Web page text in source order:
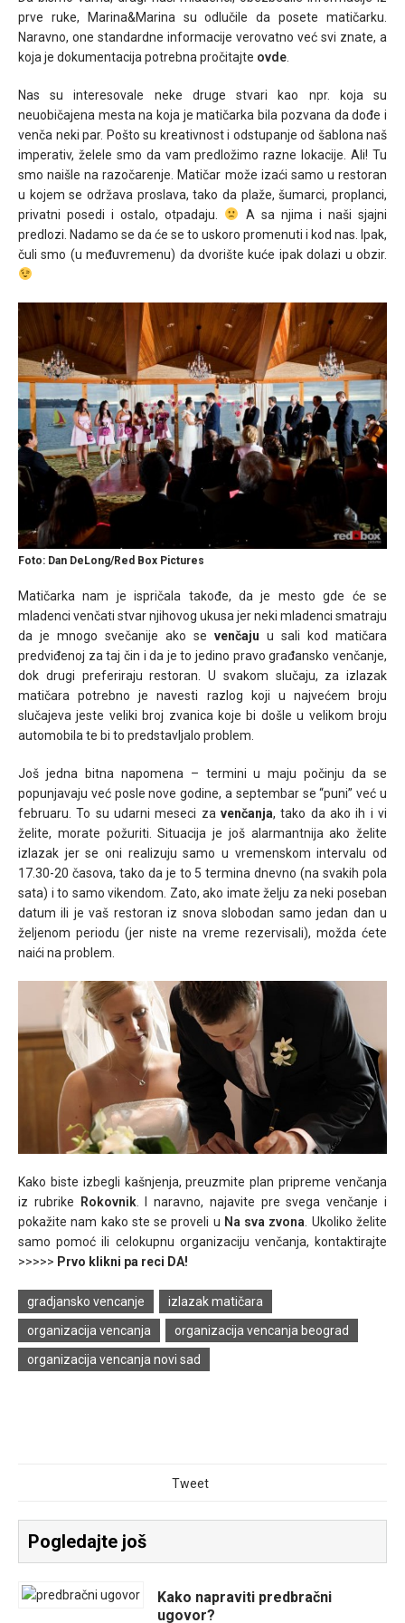
prve ruke, Marina&Marina su odlučile da posete matičarku.
Naravno, one standardne informacije verovatno već svi znate, a
koja je dokumentacija potrebna pročitajte ovde
Nas su interesovale neke druge stvari kao npr. koja su
neuobičajena mesta na koja je matičarka bila pozvana da dođe i
venča neki par. Pošto su kreativnost i odstupanje od šablona naš
imperativ, želele smo da vam predložimo razne lokacije. Ali! Tu
smo naišle na razočarenje. Matičar može izaći samo u restoran
u kojem se održava proslava, tako da plaže, šumarci, proplanci,
privatni posedi i ostalo, otpadaju.
A sa njima i naši sjajni
predlozi. Nadamo se da će se to uskoro promenuti i kod nas. Ipak,
čuli smo (u međuvremenu) da dvorište kuće ipak dolazi u obzir.
Foto: Dan DeLong/Red Box Pictures
Matičarka nam je ispričala takođe, da je mesto gde će se
mladenci venčati stvar njihovog ukusa jer neki mladenci smatraju
da je mnogo svečanije ako se venčaju u sali kod matičara
predviđenoj za taj čin i da je to jedino pravo građansko venčanje,
dok drugi preferiraju restoran. U svakom slučaju, za izlazak
matičara potrebno je navesti razlog koji u najvećem broju
slučajeva jeste veliki broj zvanica koje bi došle u velikom broju
automobila te bi to predstavljalo problem.
Još jedna bitna napomena – termini u maju počinju da se
popunjavaju već posle nove godine, a septembar se “puni” već u
februaru. To su udarni meseci za venčanja, tako da ako ih i vi
želite, morate požuriti. Situacija je još alarmantnija ako želite
izlazak jer se oni realizuju samo u vremenskom intervalu od
17.30-20 časova, tako da je to 5 termina dnevno (na svakih pola
sata) i to samo vikendom. Zato, ako imate želju za neki poseban
datum ili je vaš restoran iz snova slobodan samo jedan dan u
željenom periodu (jer niste na vreme rezervisali), možda ćete
naići na problem.
Kako biste izbegli kašnjenja, preuzmite plan pripreme venčanja
iz rubrike
Rokovnik. I naravno, najavite pre svega venčanje i
pokažite nam kako ste se proveli u Na sva zvona. Ukoliko želite
samo pomoć ili celokupnu organizaciju venčanja, kontaktirajte
>>>>> Prvo klikni pa reci DA!
gradjansko vencanje
izlazak matičara
organizacija vencanja
organizacija vencanja beograd
organizacija vencanja novi sad
Tweet
Pogledajte još
Kako napraviti predbračni
ugovor?